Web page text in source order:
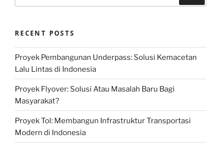
RECENT POSTS
Proyek Pembangunan Underpass: Solusi Kemacetan
Lalu Lintas di Indonesia
Proyek Flyover: Solusi Atau Masalah Baru Bagi
Masyarakat?
Proyek Tol: Membangun Infrastruktur Transportasi
Modern di Indonesia